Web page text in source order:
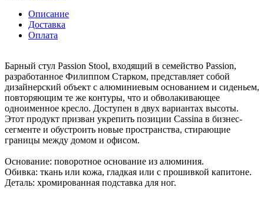
Описание
Доставка
Оплата
Барный стул Passion Stool, входящий в семейство Passion,
разработанное Филиппом Старком, представляет собой
дизайнерский объект с алюминиевым основанием и сиденьем,
повторяющим те же контуры, что и обволакивающее
одноименное кресло. Доступен в двух вариантах высоты.
Этот продукт призван укрепить позиции Cassina в бизнес-
сегменте и обустроить новые пространства, стирающие
границы между домом и офисом.
Основание: поворотное основание из алюминия.
Обивка: ткань или кожа, гладкая или с прошивкой капитоне.
Деталь: хромированная подставка для ног.